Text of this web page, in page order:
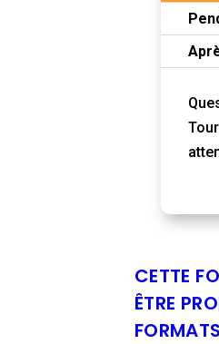
CETTE
ÊTRE